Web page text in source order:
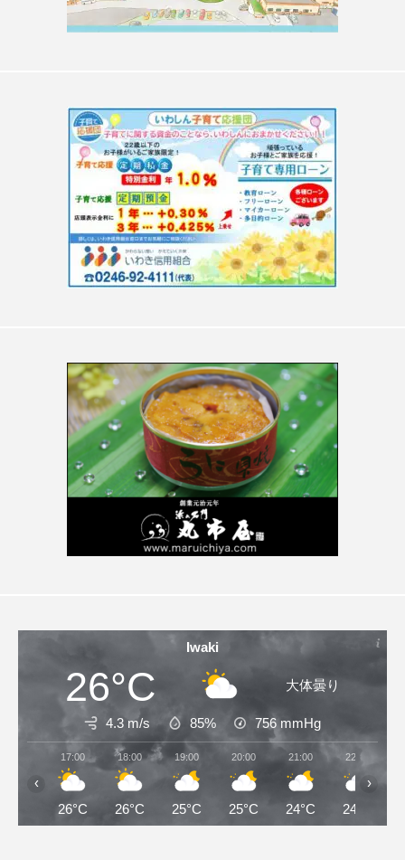
Iwaki
26°C 大体曇り
4.3 m/s 85% 756 mmHg
17:00
26°C
18:00
26°C
19:00
25°C
20:00
25°C
21:00
24°C
22:00
24°C
‹ ›